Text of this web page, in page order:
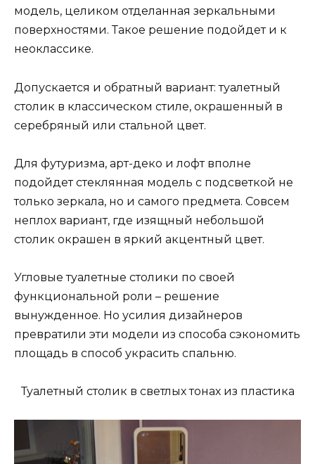
модель, целиком отделанная зеркальными
поверхностями. Такое решение подойдет и к
неоклассике.
Допускается и обратный вариант: туалетный
столик в классическом стиле, окрашенный в
серебряный или стальной цвет.
Для футуризма, арт-деко и лофт вполне
подойдет стеклянная модель с подсветкой не
только зеркала, но и самого предмета. Совсем
неплох вариант, где изящный небольшой
столик окрашен в яркий акцентный цвет.
Угловые туалетные столики по своей
функциональной роли – решение
вынужденное. Но усилия дизайнеров
превратили эти модели из способа сэкономить
площадь в способ украсить спальню.
Туалетный столик в светлых тонах из пластика